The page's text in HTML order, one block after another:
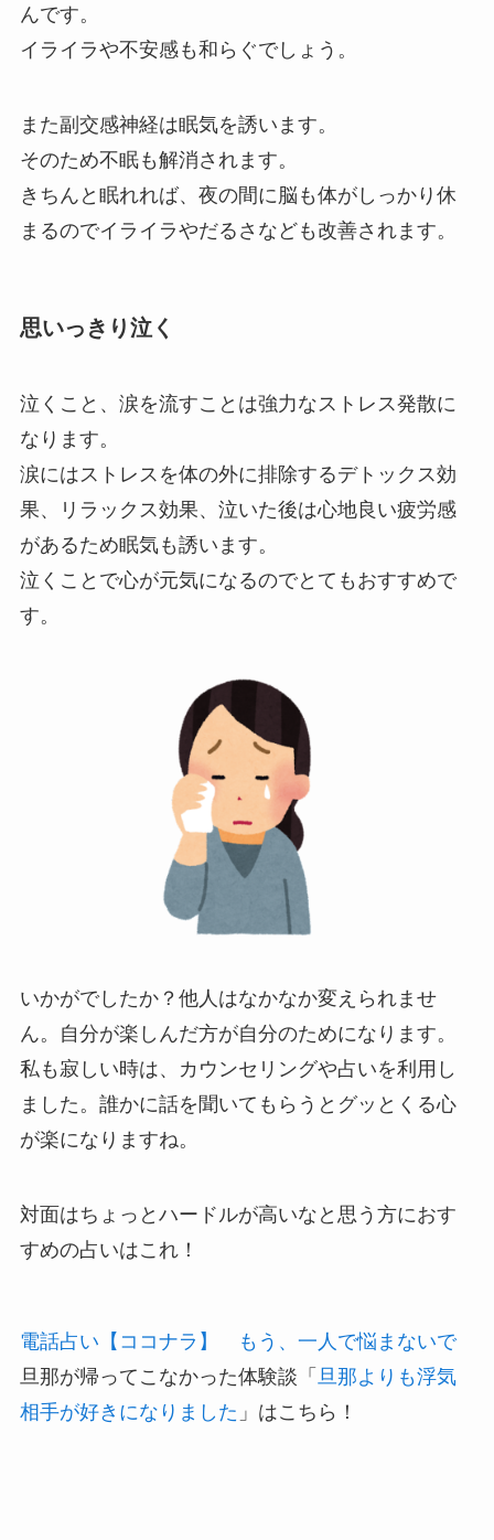
んです。
イライラや不安感も和らぐでしょう。
また副交感神経は眠気を誘います。
そのため不眠も解消されます。
きちんと眠れれば、夜の間に脳も体がしっかり休
まるのでイライラやだるさなども改善されます。
思いっきり泣く
泣くこと、涙を流すことは強力なストレス発散に
なります。
涙にはストレスを体の外に排除するデトックス効
果、リラックス効果、泣いた後は心地良い疲労感
があるため眠気も誘います。
泣くことで心が元気になるのでとてもおすすめで
す。
いかがでしたか？他人はなかなか変えられませ
ん。自分が楽しんだ方が自分のためになります。
私も寂しい時は、カウンセリングや占いを利用し
ました。誰かに話を聞いてもらうとグッとくる心
が楽になりますね。
対面はちょっとハードルが高いなと思う方におす
すめの占いはこれ！
電話占い【ココナラ】 もう、一人で悩まないで
旦那が帰ってこなかった体験談「 旦那よりも浮気
相手が好きになりました 」はこちら！